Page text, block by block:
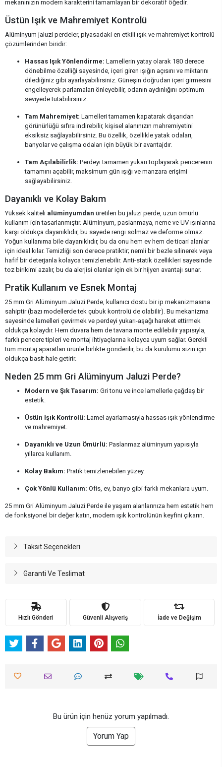
mekanınızın modern karakterini tamamlayan bir dekoratif öğedir.
Üstün Işık ve Mahremiyet Kontrolü
Alüminyum jaluzi perdeler, piyasadaki en etkili ışık ve mahremiyet kontrolü
çözümlerinden biridir:
Hassas Işık Yönlendirme: Lamellerin yatay olarak 180 derece
dönebilme özelliği sayesinde, içeri giren ışığın açısını ve miktarını
dilediğiniz gibi ayarlayabilirsiniz. Güneşin doğrudan içeri girmesini
engelleyerek parlamaları önleyebilir, odanın aydınlığını optimum
seviyede tutabilirsiniz.
Tam Mahremiyet: Lamelleri tamamen kapatarak dışarıdan
görünürlüğü sıfıra indirebilir, kişisel alanınızın mahremiyetini
eksiksiz sağlayabilirsiniz. Bu özellik, özellikle yatak odaları,
banyolar ve çalışma odaları için büyük bir avantajdır.
Tam Açılabilirlik: Perdeyi tamamen yukarı toplayarak pencerenin
tamamını açabilir, maksimum gün ışığı ve manzara erişimi
sağlayabilirsiniz.
Dayanıklı ve Kolay Bakım
Yüksek kaliteli alüminyumdan üretilen bu jaluzi perde, uzun ömürlü
kullanım için tasarlanmıştır. Alüminyum, paslanmaya, neme ve UV ışınlarına
karşı oldukça dayanıklıdır, bu sayede rengi solmaz ve deforme olmaz.
Yoğun kullanıma bile dayanıklıdır, bu da onu hem ev hem de ticari alanlar
için ideal kılar. Temizliği son derece pratiktir; nemli bir bezle silinerek veya
hafif bir deterjanla kolayca temizlenebilir. Anti-statik özellikleri sayesinde
toz birikimi azalır, bu da alerjisi olanlar için ek bir hijyen avantajı sunar.
Pratik Kullanım ve Esnek Montaj
25 mm Gri Alüminyum Jaluzi Perde, kullanıcı dostu bir ip mekanizmasına
sahiptir (bazı modellerde tek çubuk kontrolü de olabilir). Bu mekanizma
sayesinde lamelleri çevirmek ve perdeyi yukarı-aşağı hareket ettirmek
oldukça kolaydır. Hem duvara hem de tavana monte edilebilir yapısıyla,
farklı pencere tipleri ve montaj ihtiyaçlarına kolayca uyum sağlar. Gerekli
tüm montaj aparatları ürünle birlikte gönderilir, bu da kurulumu sizin için
oldukça basit hale getirir.
Neden 25 mm Gri Alüminyum Jaluzi Perde?
Modern ve Şık Tasarım: Gri tonu ve ince lamellerle çağdaş bir
estetik.
Üstün Işık Kontrolü: Lamel ayarlamasıyla hassas ışık yönlendirme
ve mahremiyet.
Dayanıklı ve Uzun Ömürlü: Paslanmaz alüminyum yapısıyla
yıllarca kullanım.
Kolay Bakım: Pratik temizlenebilen yüzey.
Çok Yönlü Kullanım: Ofis, ev, banyo gibi farklı mekanlara uyum.
25 mm Gri Alüminyum Jaluzi Perde ile yaşam alanlarınıza hem estetik hem
de fonksiyonel bir değer katın, modern ışık kontrolünün keyfini çıkarın.
Taksit Seçenekleri
Garanti Ve Teslimat
Hızlı Gönderi Güvenli Alışveriş İade ve Değişim
Bu ürün için henüz yorum yapılmadı.
Yorum Yap